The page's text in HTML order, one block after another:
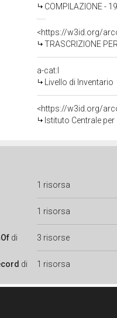
COMPILAZIONE -
<https://w3id.org/
TRASCRIZIONE
a-cat:I
Livello di Inventario
<https://w3id.org/
Istituto Centrale
1 risorsa
1 risorsa
di 3 risorse
di 1 risorsa